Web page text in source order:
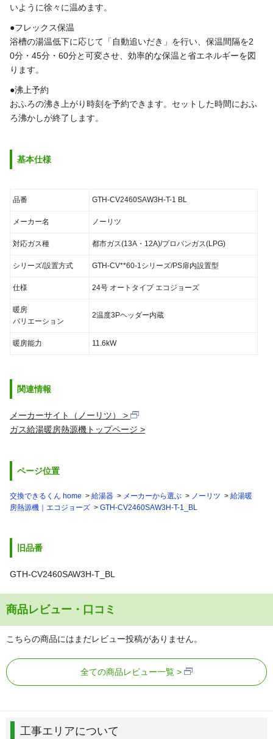
いように徐々に温めます。
●フレックス保温
浴槽の湯温低下に応じて「自動追いだき」を行い、保温間隔を2
0分・45分・60分と可変させ、効率的な保温と省エネルギーを図
ります。
●沸上予約
おふろの沸き上がり時刻を予約できます。セットした時間におふ
ろ沸かしが終了します。
基本仕様
品番 GTH-CV2460SAW3H-T-1 BL
メーカー名 ノーリツ
対応ガス種 都市ガス(13A・12A)/プロパンガス(LPG)
シリーズ/設置方式 GTH-CV**60-1シリーズ/PS扉内設置型
仕様 24号 オートタイプ エコジョーズ
暖房
バリエーション
2温度3Pヘッダー内蔵
暖房能力 11.6kW
関連情報
メーカーサイト（ノーリツ）
ガス給湯暖房熱源機トップページ
ページ位置
交換できるくん home 給湯器 メーカーから選ぶ ノーリツ
給湯暖
房熱源機｜エコジョーズ
GTH-CV2460SAW3H-T-1_BL
旧品番
GTH-CV2460SAW3H-T_BL
商品レビュー・口コミ
こちらの商品にはまだレビュー投稿がありません。
全ての商品レビュー一覧
工事エリアについて